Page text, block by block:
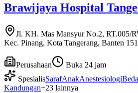
Brawijaya Hospital
Jl. KH. Mas Mansyur No.2, RT.005/
Kec. Pinang, Kota Tangerang, Banten
Perusahaan
Buka 24 jam
SpesialisSarafAnakAnestesiologi
Kandungan+23 lainnya